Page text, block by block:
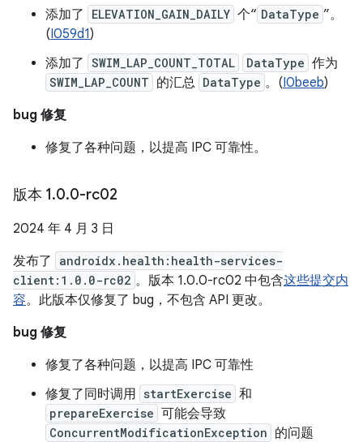
添加了
ELEVATION_GAIN_DAILY 个“ DataType ”。
(I059d1)
添加了 SWIM_LAP_COUNT_TOTAL DataType 作为
SWIM_LAP_COUNT 的汇总 DataType 。(I0beeb)
bug 修复
修复了各种问题，以提高 IPC 可靠性。
版本 1.0.0-rc02
2024 年 4 月 3 日
发布了
androidx.health:health-services-
client:1.0.0-rc02 。版本 1.0.0-rc02 中包含这些提交内
容。此版本仅修复了 bug，不包含 API 更改。
bug 修复
修复了各种问题，以提高 IPC 可靠性
修复了同时调用 startExercise 和
prepareExercise 可能会导致
ConcurrentModificationException 的问题